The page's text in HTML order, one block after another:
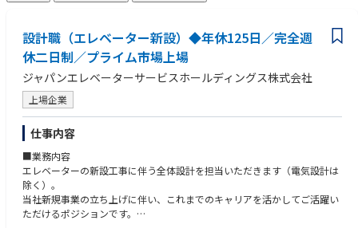
設計職（エレベーター新設）◆年休125日／完全週
休二日制／プライム市場上場
ジャパンエレベーターサービスホールディングス株式会社
上場企業
仕事内容
■業務内容
エレベーターの新設工事に伴う全体設計を担当いただきます（電気設計は
除く）。
当社新規事業の立ち上げに伴い、これまでのキャリアを活かしてご活躍い
ただけるポジションです。